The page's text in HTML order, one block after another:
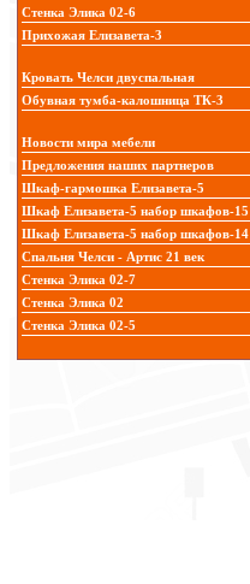
Стенка Элика 02-6
Прихожая Елизавета-3
Кровать Челси двуспальная
Обувная тумба-калошница ТК-3
Новости мира мебели
Предложения наших партнеров
Шкаф-гармошка Елизавета-5
Шкаф Елизавета-5 набор шкафов-15
Шкаф Елизавета-5 набор шкафов-14
Спальня Челси - Артис 21 век
Стенка Элика 02-7
Стенка Элика 02
Стенка Элика 02-5